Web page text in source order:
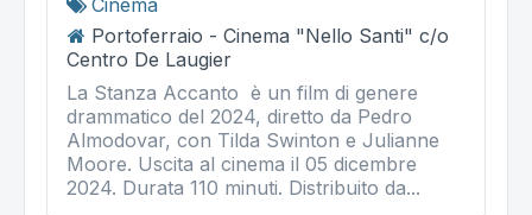
Cinema
Portoferraio - Cinema "Nello Santi" c/o
Centro De Laugier
La Stanza Accanto è un film di genere
drammatico del 2024, diretto da Pedro
Almodovar, con Tilda Swinton e Julianne
Moore. Uscita al cinema il 05 dicembre
2024. Durata 110 minuti. Distribuito da...